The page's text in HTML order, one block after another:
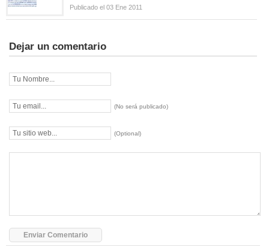
Publicado el 03 Ene 2011
Dejar un comentario
(No será publicado)
(Optional)